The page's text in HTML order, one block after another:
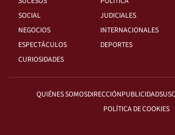
SOCIAL
JUDICIALES
NEGOCIOS
INTERNACIONALES
ESPECTÁCULOS
DEPORTES
CURIOSIDADES
QUIÉNES SOMOSDIRECCIÓNPUBLICIDAD
POLÍTICA DE COOKIES